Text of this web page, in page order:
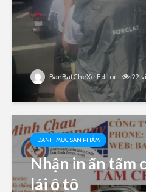
BanBatCheXe Editor 22
DANH MỤC SẢN PHẨM
Nhận in ấn tấm
lái ô tô